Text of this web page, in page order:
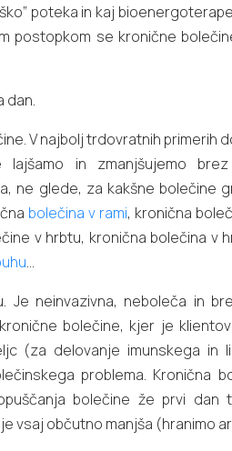
poteka in kaj
postopkom se kronične
dan.
V najbolj trdovratnih primerih
in zmanjšujemo
ne glede, za kakšne bolečine
bolečina v rami, kronična
v hrbtu, kronična bolečina v
…
neinvazivna, neboleča in
bolečine, kjer je
(za delovanje imunskega in
problema. Kronična
bolečine že prvi dan
vsaj občutno manjša (hranimo